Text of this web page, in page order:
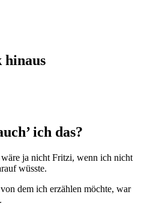
hinaus
ich das?
ja nicht Fritzi, wenn ich nicht
wüsste.
dem ich erzählen möchte, war